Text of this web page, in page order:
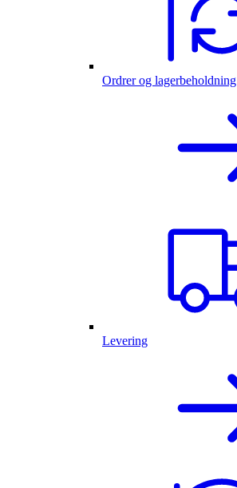
Ordrer og lagerbeholdning
Levering